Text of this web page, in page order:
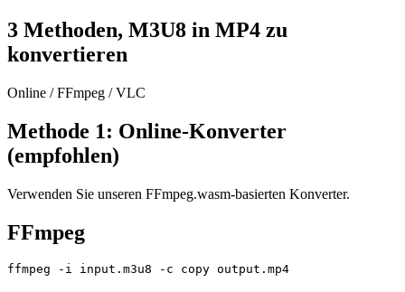
3 Methoden, M3U8 in MP4 zu
konvertieren
Online / FFmpeg / VLC
Methode 1: Online-Konverter
(empfohlen)
Verwenden Sie unseren FFmpeg.wasm-basierten Konverter.
FFmpeg
ffmpeg -i input.m3u8 -c copy output.mp4